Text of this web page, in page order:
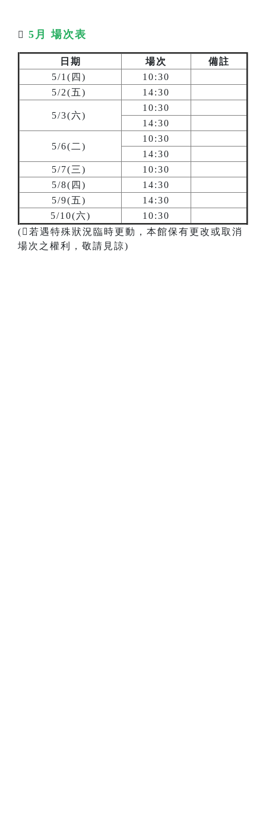
 5月 場次表
日期 場次
備註
5/1(四)
10:30
5/2(五)
14:30
5/3(六)
10:30
14:30
5/6(二)
10:30
14:30
5/7(三)
10:30
5/8(四)
14:30
5/9(五)
14:30
5/10(六)
10:30
(若遇特殊狀況臨時更動，本館保有更改或取消
場次之權利，敬請見諒)